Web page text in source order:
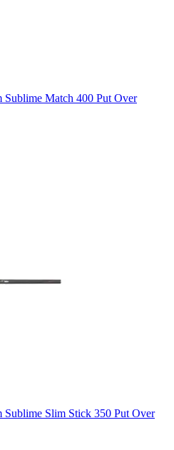
Sublime Match 400 Put Over
Sublime Slim Stick 350 Put Over